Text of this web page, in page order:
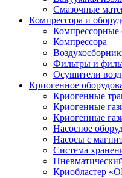
Смазочные
Компрессора и
Компрессорные
Компрессора
Фильтры и
Осушители
Криогенное
Криогенные
Криогенные
Криогенные
Насосное
Насосы с
Система
Криобластер